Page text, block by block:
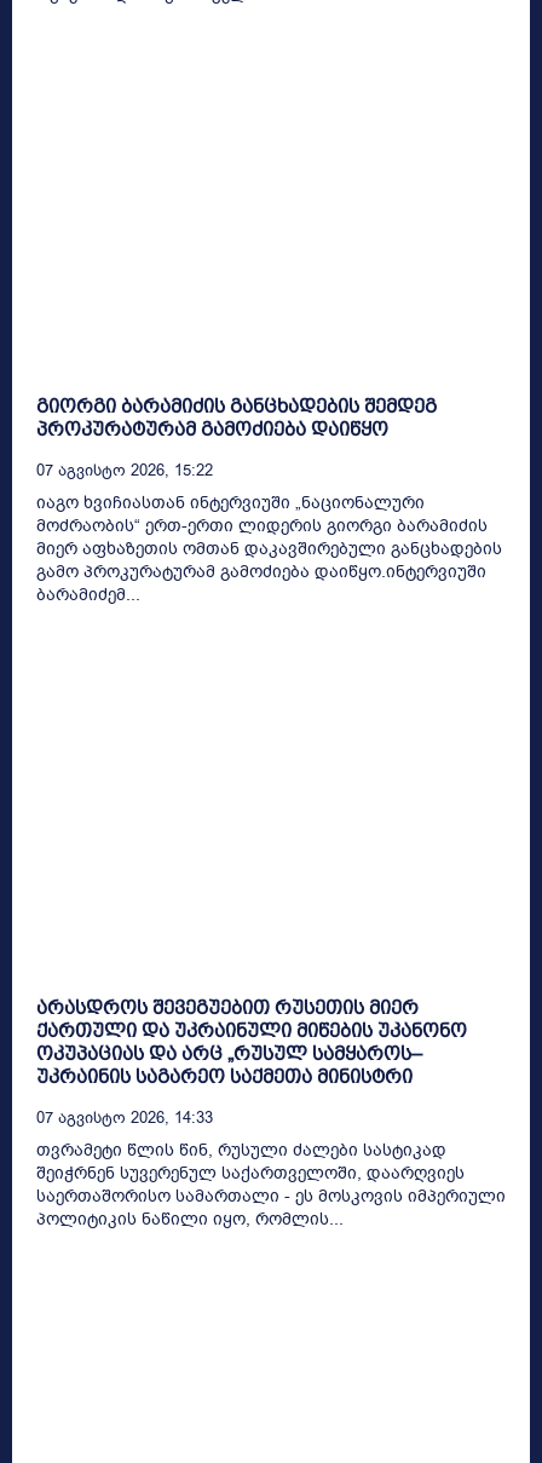
გიორგი ბარამიძის განცხადების შემდეგ
პროკურატურამ გამოძიება დაიწყო
07 Აგვისტო 2026, 15:22
იაგო ხვიჩიასთან ინტერვიუში „ნაციონალური
მოძრაობის“ ერთ-ერთი ლიდერის გიორგი ბარამიძის
მიერ აფხაზეთის ომთან დაკავშირებული განცხადების
გამო პროკურატურამ გამოძიება დაიწყო.ინტერვიუში
ბარამიძემ...
არასდროს შევეგუებით რუსეთის მიერ
ქართული და უკრაინული მიწების უკანონო
ოკუპაციას და არც „რუსულ სამყაროს–
უკრაინის საგარეო საქმეთა მინისტრი
07 Აგვისტო 2026, 14:33
თვრამეტი წლის წინ, რუსული ძალები სასტიკად
შეიჭრნენ სუვერენულ საქართველოში, დაარღვიეს
საერთაშორისო სამართალი - ეს მოსკოვის იმპერიული
პოლიტიკის ნაწილი იყო, რომლის...